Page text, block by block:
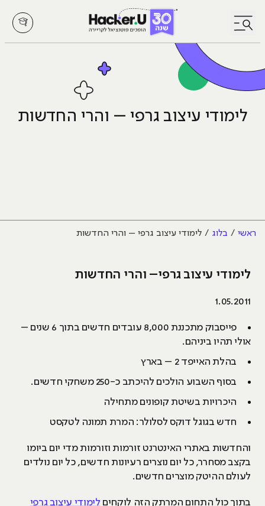
לחץ לפתיחת/סגירת תפריט
לימודי עיצוב גרפי – והרי החדשות
ראשי בלוג לימודי עיצוב גרפי – והרי החדשות
לימודי עיצוב גרפי– והרי החדשות
1.05.2011
פייסבוק מתכננת 8,000 עובדים חדשים בתוך 6 שנים –
אולי תהיו ביניהם.
בהלת האייפד 2 – בארץ
בסוף השבוע הולכים להיכתב כ-250 משחקי חדשים.
היכרויות בשיטת קופונים מתחילה
חדש בגוגל דוקס לסלולר: המרת תמונה לטקסט
והחדשות באתרי האינטרנט זורמות וזורמות מדי יום ביומו
בקצב מסחרר, כל יום נוצרים רעיונות חדשים, כל יום נולדים
לעולם ההיטק מוצרים חדשים.
בתוך כול התחום המרתק הזה לוקחים לימודי עיצוב גרפי